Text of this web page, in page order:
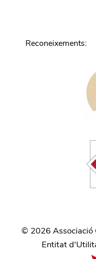
Reconeixements:
© 2026Associació
Entitat